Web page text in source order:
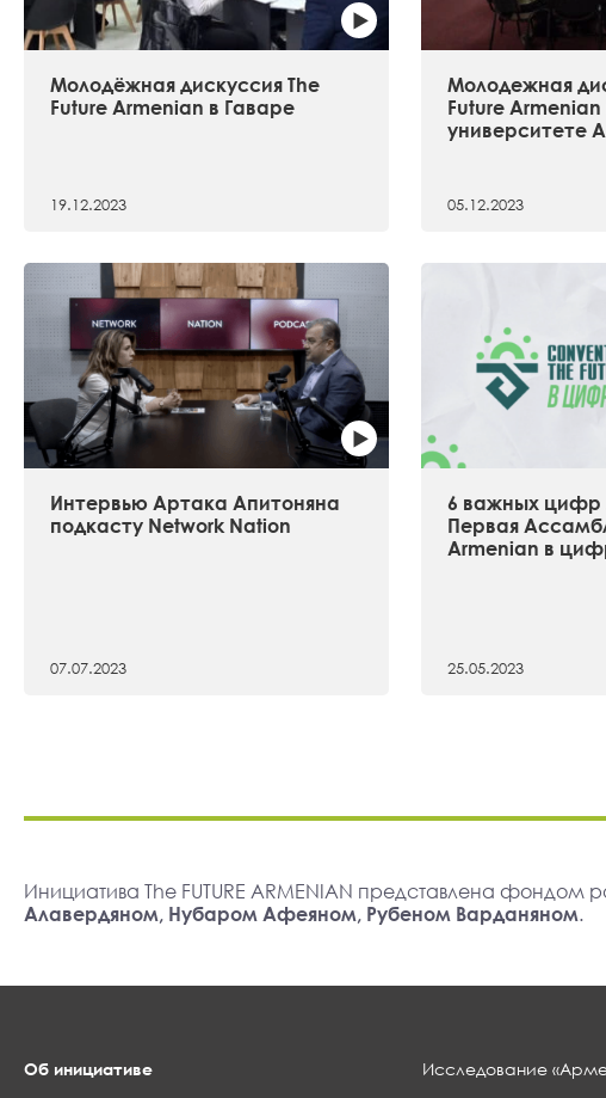
Молодёжная дискуссия The
Future Armenian в Гаваре
19.12.2023
Молодежная
Future
университете
05.12.2023
Интервью Артака Апитоняна
подкасту Network Nation
07.07.2023
6 важных цифр
Первая
Armenian в
25.05.2023
Инициатива The FUTURE ARMENIAN представлена фондом
Алавердяном, Нубаром Афеяном, Рубеном Варданяном.
Об инициативе Исследование